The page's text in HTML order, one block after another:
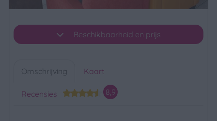
Beschikbaarheid en prijs
Omschrijving Kaart
Recensies 8,9